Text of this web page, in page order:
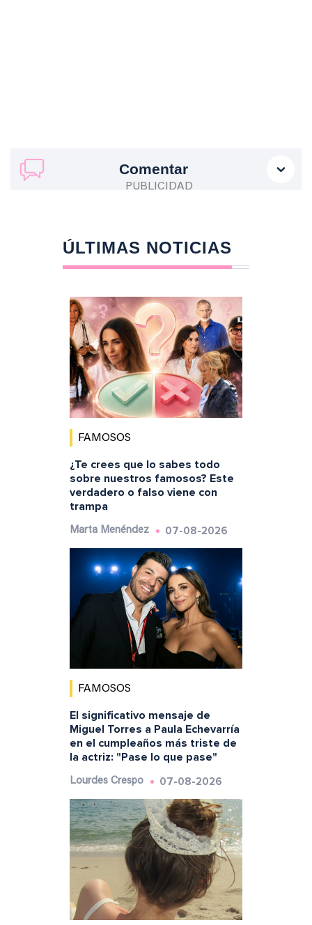
Comentar
ÚLTIMAS NOTICIAS
FAMOSOS
¿Te crees que lo sabes todo
sobre nuestros famosos? Este
verdadero o falso viene con
trampa
Marta Menéndez 07-08-2026
FAMOSOS
El significativo mensaje de
Miguel Torres a Paula Echevarría
en el cumpleaños más triste de
la actriz: "Pase lo que pase"
Lourdes Crespo 07-08-2026